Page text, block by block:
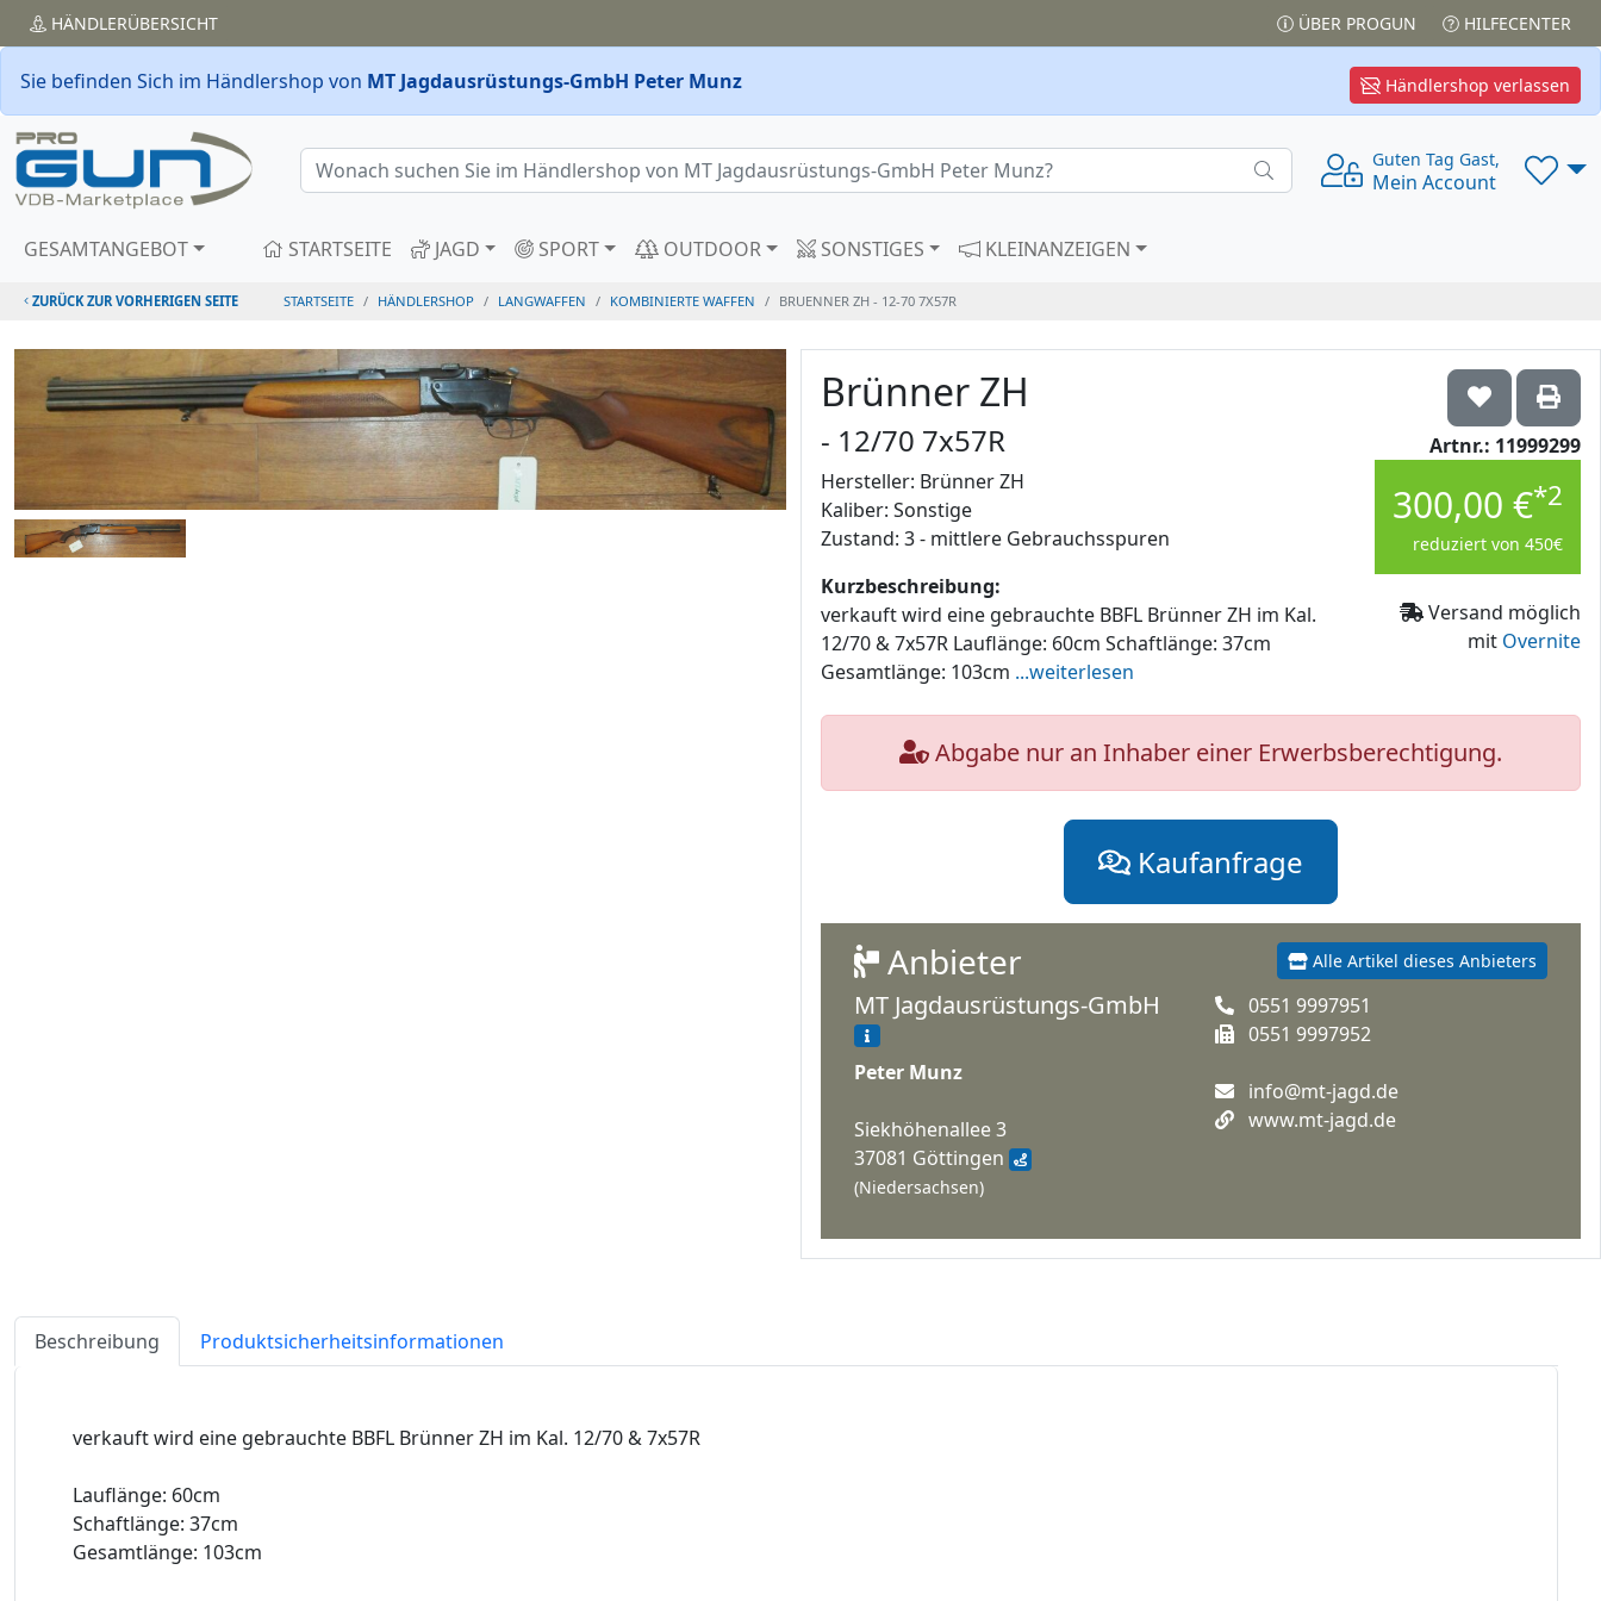
HÄNDLERÜBERSICHT ÜBER PROGUN HILFECENTER
Händlershop verlassen
Sie befinden Sich im Händlershop von MT Jagdausrüstungs-GmbH Peter Munz
Guten Tag Gast,
Mein Account
GESAMTANGEBOT STARTSEITE JAGD SPORT OUTDOOR SONSTIGES KLEINANZEIGEN
ZURÜCK ZUR VORHERIGEN SEITE STARTSEITE HÄNDLERSHOP LANGWAFFEN KOMBINIERTE WAFFEN BRUENNER ZH - 12-70 7X57R
Artnr.: 11999299
300,00 €*2
reduziert von 450€
Versand möglich
mit Overnite
Brünner ZH
- 12/70 7x57R
Hersteller: Brünner ZH
Kaliber: Sonstige
Zustand: 3 - mittlere Gebrauchsspuren
Kurzbeschreibung:
verkauft wird eine gebrauchte BBFL Brünner ZH im Kal.
12/70 & 7x57R Lauflänge: 60cm Schaftlänge: 37cm
Gesamtlänge: 103cm ...weiterlesen
Abgabe nur an Inhaber einer Erwerbsberechtigung.
Kaufanfrage
Alle Artikel dieses Anbieters
Anbieter
MT Jagdausrüstungs-GmbH
Peter Munz
Siekhöhenallee 3
37081 Göttingen
(Niedersachsen)
0551 9997951
0551 9997952
info@mt-jagd.de
www.mt-jagd.de
Beschreibung Produktsicherheitsinformationen
verkauft wird eine gebrauchte BBFL Brünner ZH im Kal. 12/70 & 7x57R
Lauflänge: 60cm
Schaftlänge: 37cm
Gesamtlänge: 103cm